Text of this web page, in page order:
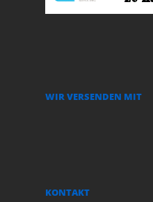
WIR VERSENDEN MIT
KONTAKT